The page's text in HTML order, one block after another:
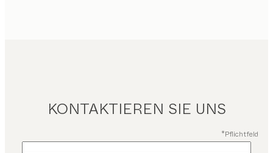
KONTAKTIEREN SIE UNS
*Pflichtfeld